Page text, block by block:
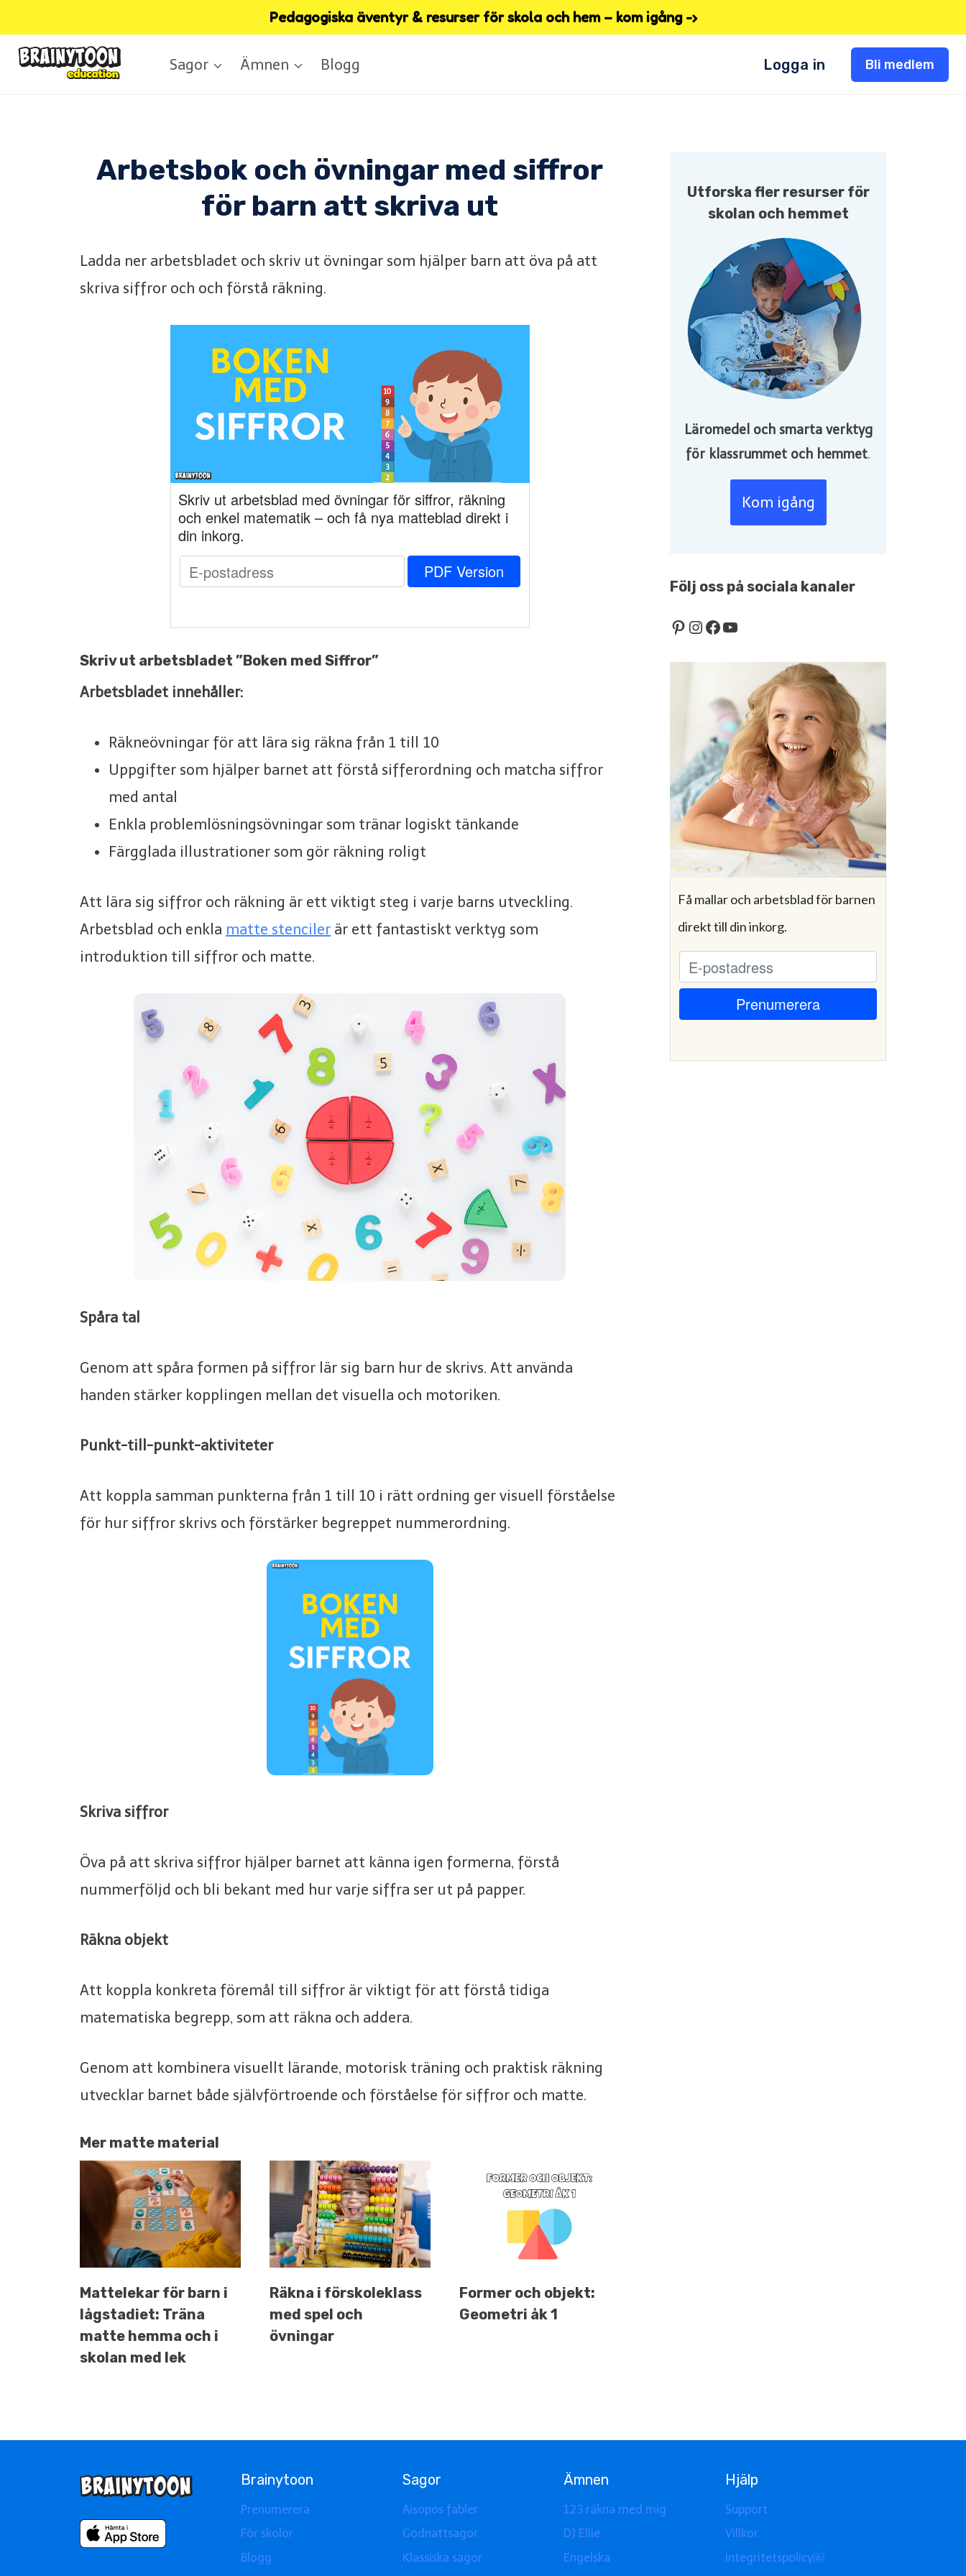
to
content
Pedagogiska äventyr & resurser för skola och hem – kom igång -›
Sagor Ämnen Blogg Logga in Bli medlem
Arbetsbok och övningar med siffror
för barn att skriva ut
Ladda ner arbetsbladet och skriv ut övningar som hjälper barn att öva på att
skriva siffror och och förstå räkning.
Skriv ut arbetsblad med övningar för siffror, räkning
och enkel matematik – och få nya matteblad direkt i
din inkorg.
Skriv ut arbetsbladet ”Boken med Siffror”
Arbetsbladet innehåller:
Räkneövningar för att lära sig räkna från 1 till 10
Uppgifter som hjälper barnet att förstå sifferordning och matcha siffror
med antal
Enkla problemlösningsövningar som tränar logiskt tänkande
Färgglada illustrationer som gör räkning roligt
Att lära sig siffror och räkning är ett viktigt steg i varje barns utveckling.
Arbetsblad och enkla matte stenciler är ett fantastiskt verktyg som
introduktion till siffror och matte.
Spåra tal
Genom att spåra formen på siffror lär sig barn hur de skrivs. Att använda
handen stärker kopplingen mellan det visuella och motoriken.
Punkt-till-punkt-aktiviteter
Att koppla samman punkterna från 1 till 10 i rätt ordning ger visuell förståelse
för hur siffror skrivs och förstärker begreppet nummerordning.
Skriva siffror
Öva på att skriva siffror hjälper barnet att känna igen formerna, förstå
nummerföljd och bli bekant med hur varje siffra ser ut på papper.
Räkna objekt
Att koppla konkreta föremål till siffror är viktigt för att förstå tidiga
matematiska begrepp, som att räkna och addera.
Genom att kombinera visuellt lärande, motorisk träning och praktisk räkning
utvecklar barnet både självförtroende och förståelse för siffror och matte.
Mer matte material
Mattelekar för barn i
lågstadiet: Träna
matte hemma och i
skolan med lek
Räkna i förskoleklass
med spel och
övningar
Former och objekt:
Geometri åk 1
Utforska fler resurser för
skolan och hemmet
Läromedel och smarta verktyg
för klassrummet och hemmet.
Kom igång
Följ oss på sociala kanaler
Pinterest
Instagram
Facebook
YouTube
Få mallar och arbetsblad för barnen
direkt till din inkorg.
Brainytoon
Prenumerera
För skolor
Blogg
Sagor
Aisopos fabler
Godnattsagor
Klassiska sagor
Ämnen
123 räkna med mig
DJ Ellie
Engelska
Hjälp
Support
Villkor
Integritetspolicy￼